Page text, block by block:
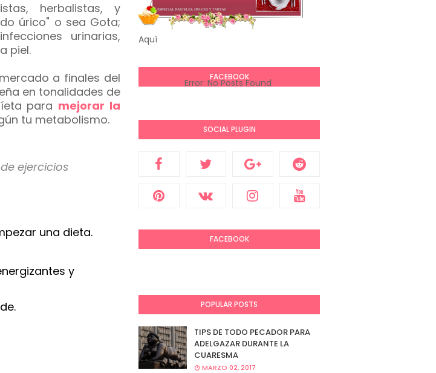
herbalistas, y
úrico" o sea Gota;
urinarias,
piel.
a finales del
en tonalidades de
para mejorar la
tu metabolismo.
ejercicios
una dieta.
y
Aquí
FACEBOOK
Error: No Posts Found
SOCIAL PLUGIN
FACEBOOK
POPULAR POSTS
TIPS DE TODO PECADOR PARA
ADELGAZAR DURANTE LA
CUARESMA
MARZO 02, 2017